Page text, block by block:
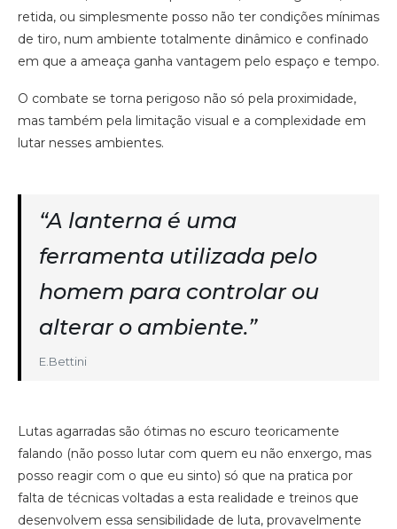
retida, ou simplesmente posso não ter condições mínimas
de tiro, num ambiente totalmente dinâmico e confinado
em que a ameaça ganha vantagem pelo espaço e tempo.
O combate se torna perigoso não só pela proximidade,
mas também pela limitação visual e a complexidade em
lutar nesses ambientes.
“A lanterna é uma
ferramenta utilizada pelo
homem para controlar ou
alterar o ambiente.”
E.Bettini
Lutas agarradas são ótimas no escuro teoricamente
falando (não posso lutar com quem eu não enxergo, mas
posso reagir com o que eu sinto) só que na pratica por
falta de técnicas voltadas a esta realidade e treinos que
desenvolvem essa sensibilidade de luta, provavelmente